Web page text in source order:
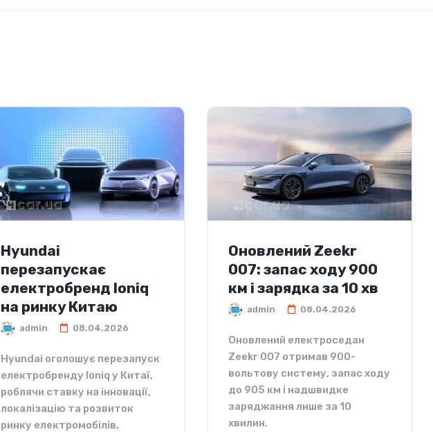
Hyundai
перезапускає
електробренд Ioniq
на ринку Китаю
admin 08.04.2026
Hyundai оголошує перезапуск
електробренду Ioniq у Китаї,
роблячи ставку на інновації,
локалізацію та розвиток
ринку електромобілів.
Оновлений Zeekr
007: запас ходу 900
км і зарядка за 10 хв
admin 08.04.2026
Оновлений електроседан
Zeekr 007 отримав 900-
вольтову систему, запас ходу
до 905 км і надшвидке
заряджання лише за 10
хвилин.